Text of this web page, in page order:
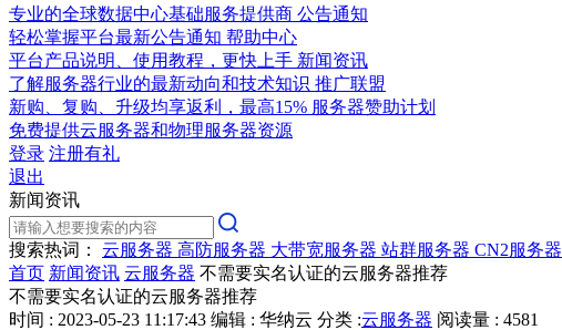
专业的全球数据中心基础服务提供商 公告通知
轻松掌握平台最新公告通知 帮助中心
平台产品说明、使用教程，更快上手 新闻资讯
了解服务器行业的最新动向和技术知识 推广联盟
新购、复购、升级均享返利，最高15% 服务器赞助计划
免费提供云服务器和物理服务器资源
登录 注册有礼
退出
新闻资讯
搜索热词： 云服务器 高防服务器 大带宽服务器 站群服务器 CN2服务器
首页 新闻资讯 云服务器 不需要实名认证的云服务器推荐
不需要实名认证的云服务器推荐
时间 : 2023-05-23 11:17:43 编辑 : 华纳云 分类 :云服务器 阅读量 : 4581